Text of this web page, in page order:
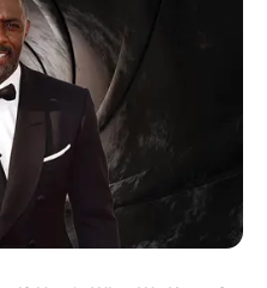
και η ώρα των
ψηφοδέλτια